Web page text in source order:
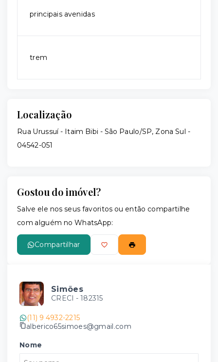
principais avenidas
trem
Localização
Rua Urussuí - Itaim Bibi - São Paulo/SP, Zona Sul -
04542-051
Gostou do imóvel?
Salve ele nos seus favoritos ou então compartilhe
com alguém no WhatsApp:
Compartilhar
Simões
CRECI - 182315
(11) 9 4932-2215
alberico65simoes@gmail.com
Nome